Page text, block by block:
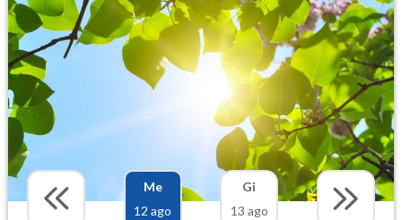
Me
12 ago
Gi
13 ago